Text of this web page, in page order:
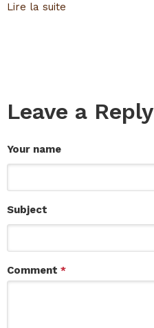
Lire la suite
Leave a Reply
Your name
Subject
Comment *